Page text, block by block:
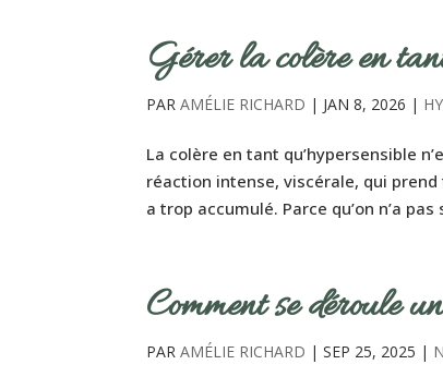
Gérer la colère en
PARAMÉLIE RICHARD | JAN 8, 2026 |
La colère en tant qu’hypersensible
réaction intense, viscérale, qui prend
a trop accumulé. Parce qu’on n’a
Comment se déroule
PARAMÉLIE RICHARD |SEP 25, 2025 |